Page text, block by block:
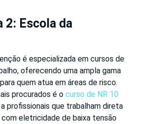
2: Escola da
é especializada em cursos de
oferecendo uma ampla gama
quem atua em áreas de risco.
procurados é o curso de NR 10
profissionais que trabalham direta
eletricidade de baixa tensão